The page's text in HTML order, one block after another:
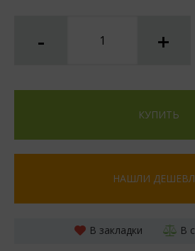
- +
КУПИТЬ
НАШЛИ
В закладки В